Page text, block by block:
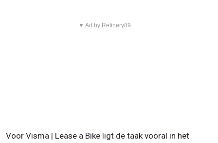
▼ Ad by Refinery89
Voor Visma | Lease a Bike ligt de taak vooral in het